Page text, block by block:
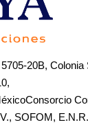
20B, Colonia
SOFOM,